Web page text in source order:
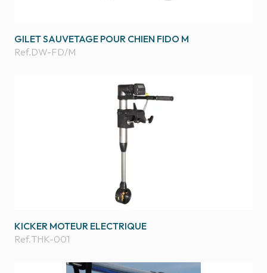
GILET SAUVETAGE POUR CHIEN FIDO M
Ref.DW-FD/M
KICKER MOTEUR ELECTRIQUE
Ref.THK-001